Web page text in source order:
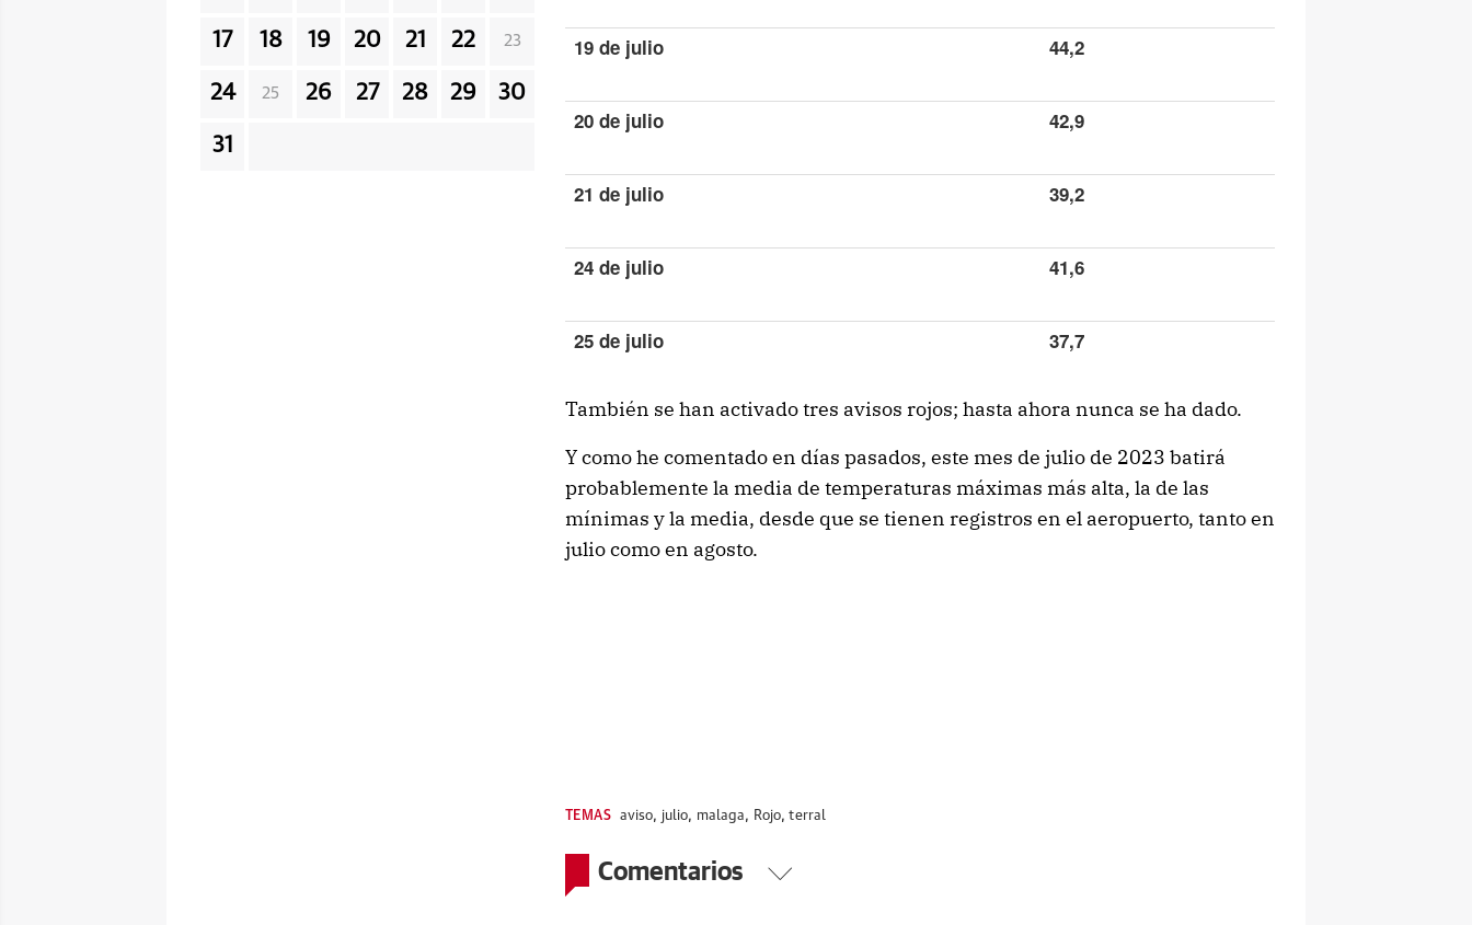
19 de julio 44,2
20 de julio 42,9
21 de julio 39,2
24 de julio 41,6
25 de julio 37,7
También se han activado tres avisos rojos; hasta ahora nunca se ha dado.
Y como he comentado en días pasados, este mes de julio de 2023 batirá
probablemente la media de temperaturas máximas más alta, la de las
mínimas y la media, desde que se tienen registros en el aeropuerto, tanto en
julio como en agosto.
TEMAS aviso, julio, malaga, Rojo,terral
Comentarios
17 18 19 20 21 22 23
24 25 26 27 28 29 30
31